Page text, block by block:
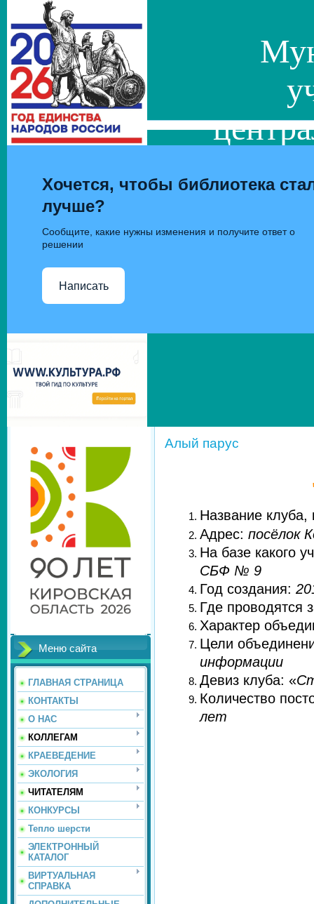
Хочется, чтобы библиотека
лучше?
Сообщите, какие нужны изменения и получите ответ о
решении
Написать
Меню сайта
ГЛАВНАЯ СТРАНИЦА
КОНТАКТЫ
О НАС
КОЛЛЕГАМ
КРАЕВЕДЕНИЕ
ЭКОЛОГИЯ
ЧИТАТЕЛЯМ
КОНКУРСЫ
Тепло шерсти
ЭЛЕКТРОННЫЙ
КАТАЛОГ
ВИРТУАЛЬНАЯ
СПРАВКА
Алый парус
Название клуба,
Адрес: посёлок
На базе какого
СБФ № 9
Год создания:
Где проводятся
Характер
Цели
информации
Девиз клуба: «
Количество
лет